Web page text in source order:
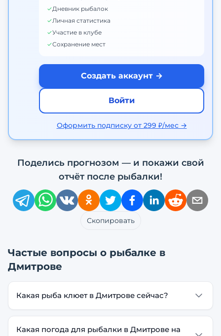
✓Дневник рыбалок
✓Личная статистика
✓Участие в клубе
✓Сохранение мест
Создать аккаунт →
Войти
Оформить подписку от 299 ₽/мес →
Поделись прогнозом — и покажи свой
отчёт после рыбалки!
Скопировать
Частые вопросы о рыбалке в
Дмитрове
Какая рыба клюет в Дмитрове сейчас?
Какая погода для рыбалки в Дмитрове на